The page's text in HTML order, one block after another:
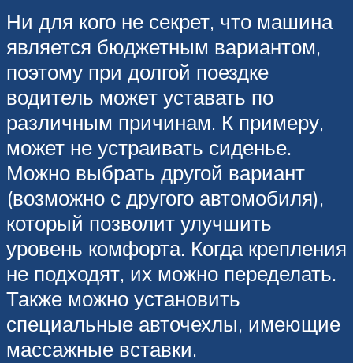
Ни для кого не секрет, что машина
является бюджетным вариантом,
поэтому при долгой поездке
водитель может уставать по
различным причинам. К примеру,
может не устраивать сиденье.
Можно выбрать другой вариант
(возможно с другого автомобиля),
который позволит улучшить
уровень комфорта. Когда крепления
не подходят, их можно переделать.
Также можно установить
специальные авточехлы, имеющие
массажные вставки.